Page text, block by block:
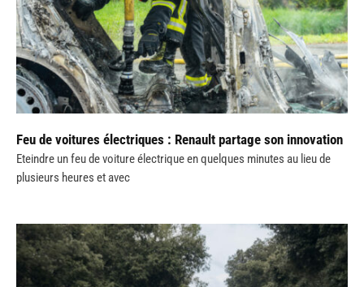
Feu de voitures électriques : Renault partage son innovation
Eteindre un feu de voiture électrique en quelques minutes au lieu de
plusieurs heures et avec